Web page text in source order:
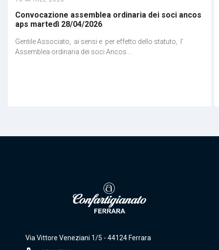
Convocazione assemblea ordinaria dei soci ancos
aps martedì 28/04/2026
Gentile Associato, ai sensi e per effetto dello statuto, l'
Assemblea ordinaria dei soci Ancos ...
Via Vittore Veneziani 1/5 - 44124 Ferrara